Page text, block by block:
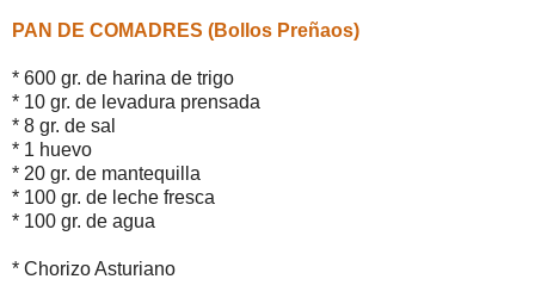
PAN DE COMADRES (Bollos Preñaos)
* 600 gr. de harina de trigo
* 10 gr. de levadura prensada
* 8 gr. de sal
* 1 huevo
* 20 gr. de mantequilla
* 100 gr. de leche fresca
* 100 gr. de agua
* Chorizo Asturiano